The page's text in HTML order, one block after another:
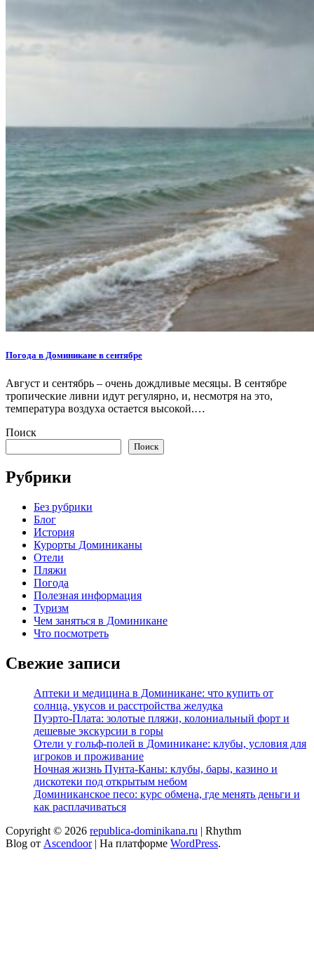
Погода в Доминикане в сентябре
Август и сентябрь – очень дождливые месяцы. В сентябре
тропические ливни идут регулярно, и, несмотря на это,
температура воздуха остается высокой.…
Поиск
Поиск
Рубрики
Без рубрики
Блог
История
Курорты Доминиканы
Отели
Пляжи
Погода
Полезная информация
Туризм
Чем заняться в Доминикане
Что посмотреть
Свежие записи
Аптеки и медицина в Доминикане: что купить от
солнца, укусов и расстройства желудка
Пуэрто-Плата: золотые пляжи, колониальный форт и
дешевые экскурсии в горы
Отели у гольф-полей в Доминикане: клубы, условия для
игроков и проживание
Ночная жизнь Пунта-Каны: клубы, бары, казино и
дискотеки под открытым небом
Доминиканское песо: курс обмена, где менять деньги и
как расплачиваться
Copyright © 2026 republica-dominikana.ru | Rhythm
Blog от Ascendoor| На платформе WordPress.